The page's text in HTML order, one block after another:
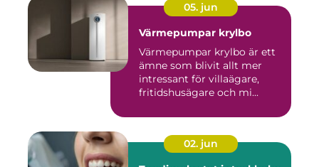
05. jun
Värmepumpar krylbo
Värmepumpar krylbo är ett
ämne som blivit allt mer
intressant för villaägare,
fritidshusägare och mi...
02. jun